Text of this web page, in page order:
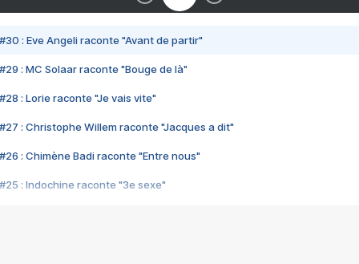
#30 : Eve Angeli raconte "Avant de partir"
#29 : MC Solaar raconte "Bouge de là"
#28 : Lorie raconte "Je vais vite"
#27 : Christophe Willem raconte "Jacques a dit"
#26 : Chimène Badi raconte "Entre nous"
#25 : Indochine raconte "3e sexe"